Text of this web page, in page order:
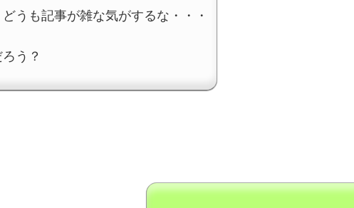
どうも記事が雑な気がするな・・・
う？